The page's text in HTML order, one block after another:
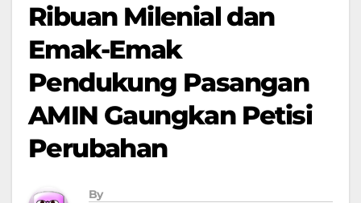
Ribuan Milenial dan
Emak-Emak
Pendukung Pasangan
AMIN Gaungkan Petisi
Perubahan
By